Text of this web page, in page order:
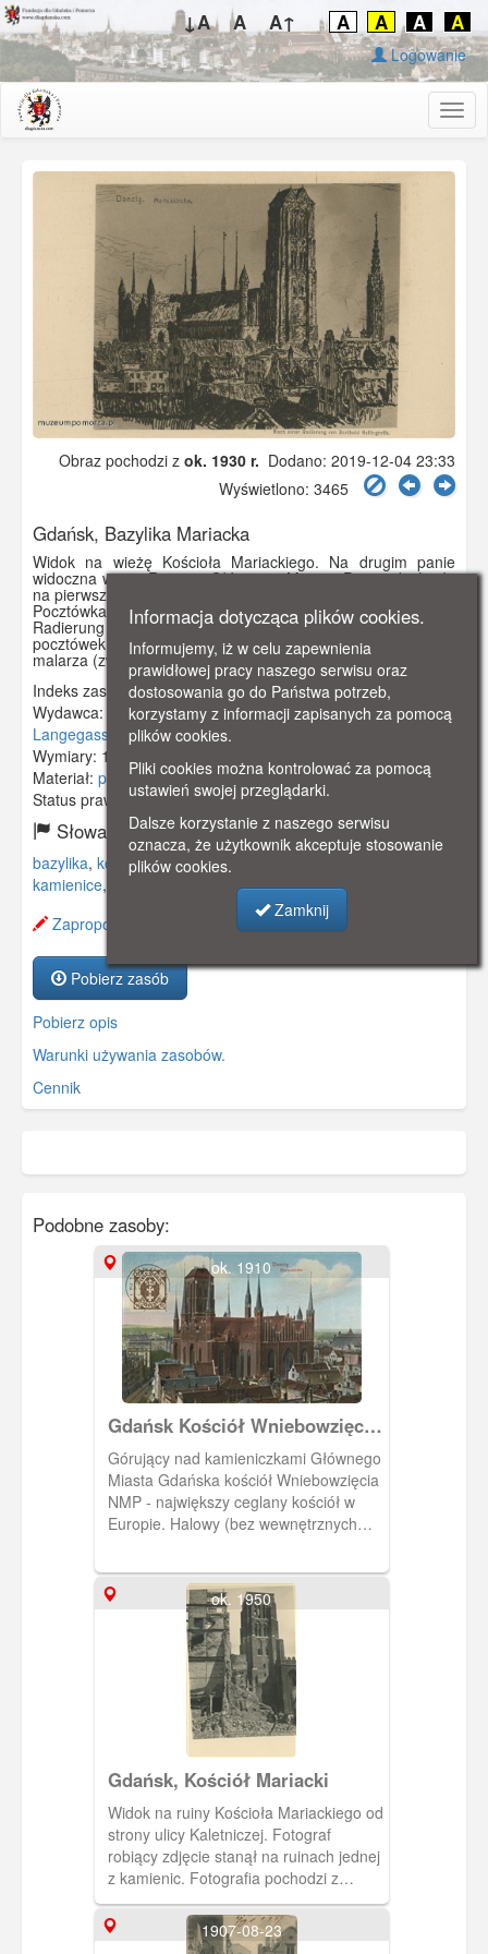
↓A A A↑ A A A A
Logowanie
Obraz pochodzi z ok. 1930 r. Dodano: 2019-12-04 23:33
Wyświetlono: 3465
Gdańsk, Bazylika Mariacka
Widok na wieżę Kościoła Mariackiego. Na drugim panie
widoczna wieża Ratusza Głównego Miasta. Poniżej kościoła
na pierwszym planie dachy gdańskich kamieniczek
Pocztówka pochodzi z albumu "Danzig. Nach einer
Radierung vn Berthold Hellingrath" zawierającego 10
pocztówek, będących przedrukiem akwafort znanego
malarza (związanego z Gdańskiem) Bertholda Hellingratha.
Indeks zasobu:GSP02634
Wydawca:
Danziger Verlags-Gesselschaft m. b. H. Danzig,
Langegasse 40
Wymiary: 140 x 90 mm
Materiał: pocztówka
Status prawny:Użycie Niekomercyjne
Słowa kluczowe:
bazylika, kościół,kościół mariacki
kamienice, ratusz głównego miasta
Zaproponuj zmianę opisu.
Pobierz zasób
Pobierz opis
Warunki używania zasobów.
Cennik
Podobne zasoby:
ok. 1910
Gdańsk Kościół Wniebowzięcia
NMP, Danzig Die Marienkirche
Górujący nad kamieniczkami Głównego
Miasta Gdańska kościół Wniebowzięcia
NMP - największy ceglany kościół w
Europie. Halowy (bez wewnętrznych
Głównego Miasta. Jego budowa trwała
ponad 150 lat - od połowy XIV w. do
początku XVI w. Pocztówka w obiegu od
23 VI 1921 r.
ok. 1950
Gdańsk, Kościół Mariacki
Widok na ruiny Kościoła Mariackiego od
strony ulicy Kaletniczej. Fotograf
robiący zdjęcie stanął na ruinach jednej
z kamienic. Fotografia pochodzi z
albumu pt.: "Gdańsk dawniej a dziś"
ang.: "Former and today" autorstwa M.
Dobrzykowskiego. W kartonowej
1907-08-23
Informacja dotycząca plików cookies.
Informujemy, iż w celu zapewnienia
prawidłowej pracy naszego serwisu oraz
dostosowania go do Państwa potrzeb,
korzystamy z informacji zapisanych za pomocą
plików cookies.
Pliki cookies można kontrolować za pomocą
ustawień swojej przeglądarki.
Dalsze korzystanie z naszego serwisu
oznacza, że użytkownik akceptuje stosowanie
plików cookies.
Zamknij